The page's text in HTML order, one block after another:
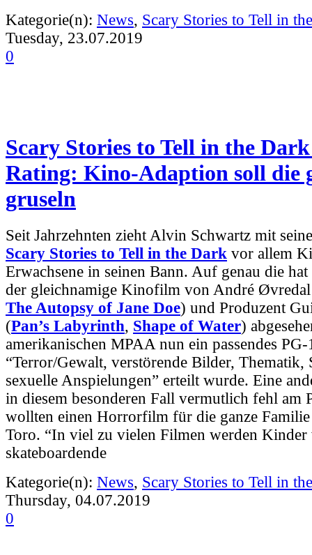
Kategorie(n): News, Scary Stories to Tell in
Tuesday, 23.07.2019
0
Scary Stories to Tell in the
Rating: Kino-Adaption soll die
gruseln
Seit Jahrzehnten zieht Alvin Schwartz mit
Scary Stories to Tell in the Dark vor allem
Erwachsene in seinen Bann. Auf genau die
der gleichnamige Kinofilm von André
The Autopsy of Jane Doe) und Produzent
(Pan’s Labyrinth, Shape of Water)
amerikanischen MPAA nun ein passendes
“Terror/Gewalt, verstörende Bilder, Thematik,
sexuelle Anspielungen” erteilt wurde. Eine
in diesem besonderen Fall vermutlich fehl am
wollten einen Horrorfilm für die ganze Familie
Toro. “In viel zu vielen Filmen werden
skateboardende
Kategorie(n): News, Scary Stories to Tell in
Thursday, 04.07.2019
0